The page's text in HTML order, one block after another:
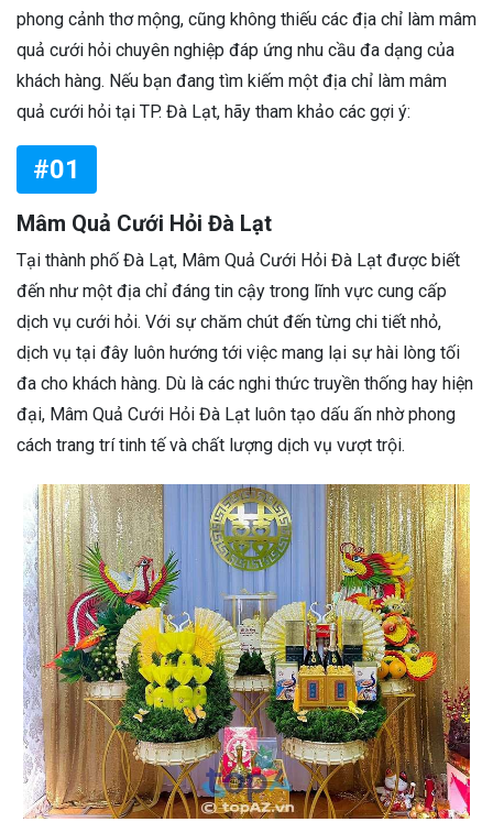
phong cảnh thơ mộng, cũng không thiếu các địa chỉ làm mâm
quả cưới hỏi chuyên nghiệp đáp ứng nhu cầu đa dạng của
khách hàng. Nếu bạn đang tìm kiếm một địa chỉ làm mâm
quả cưới hỏi tại TP. Đà Lạt, hãy tham khảo các gợi ý:
#01
Mâm Quả Cưới Hỏi Đà Lạt
Tại thành phố Đà Lạt, Mâm Quả Cưới Hỏi Đà Lạt được biết
đến như một địa chỉ đáng tin cậy trong lĩnh vực cung cấp
dịch vụ cưới hỏi. Với sự chăm chút đến từng chi tiết nhỏ,
dịch vụ tại đây luôn hướng tới việc mang lại sự hài lòng tối
đa cho khách hàng. Dù là các nghi thức truyền thống hay hiện
đại, Mâm Quả Cưới Hỏi Đà Lạt luôn tạo dấu ấn nhờ phong
cách trang trí tinh tế và chất lượng dịch vụ vượt trội.